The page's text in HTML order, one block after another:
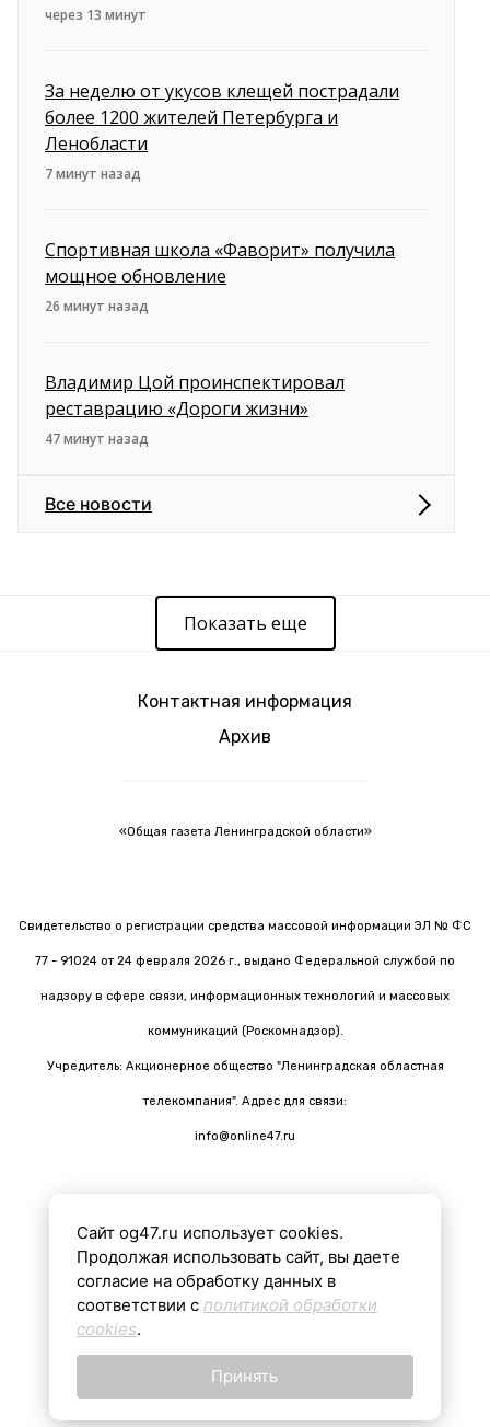
через 13 минут
За неделю от укусов клещей пострадали
более 1200 жителей Петербурга и
Ленобласти
7 минут назад
Спортивная школа «Фаворит» получила
мощное обновление
26 минут назад
Владимир Цой проинспектировал
реставрацию «Дороги жизни»
47 минут назад
Все новости
Показать еще
Контактная информация
Архив
«Общая газета Ленинградской области»
Свидетельство о регистрации средства массовой информации ЭЛ № ФС
77 - 91024 от 24 февраля 2026 г., выдано Федеральной службой по
надзору в сфере связи, информационных технологий и массовых
коммуникаций (Роскомнадзор).
Учредитель: Акционерное общество "Ленинградская областная
телекомпания". Адрес для связи:
info@online47.ru
Все материалы на сайте подготовлены с помощью ИИ
16+
Сайт og47.ru использует cookies.
Продолжая использовать сайт, вы даете
согласие на обработку данных в
соответствии с политикой обработки
cookies.
Принять